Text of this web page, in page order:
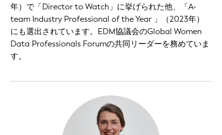
年）で「Director to Watch」に挙げられた他、「A-
team Industry Professional of the Year 」（2023年）
にも選出されています。EDM協議会のGlobal Women
Data Professionals Forumの共同リーダーを務めていま
す。